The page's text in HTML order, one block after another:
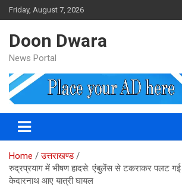
Skip
to
Friday, August 7, 2026
Doon Dwara
News Portal
Home
उत्तराखण्ड
रुद्रप्रयाग में भीषण हादसे: एंबुलेंस से टकराकर पलट गई
केदारनाथ आए यात्री घायल